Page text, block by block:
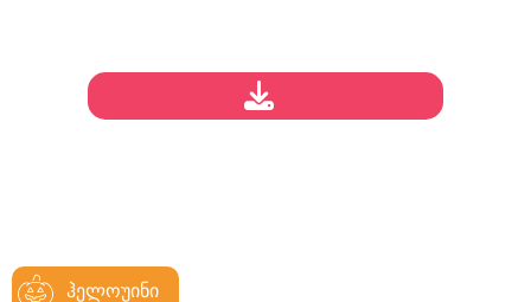
ჰელოუინი